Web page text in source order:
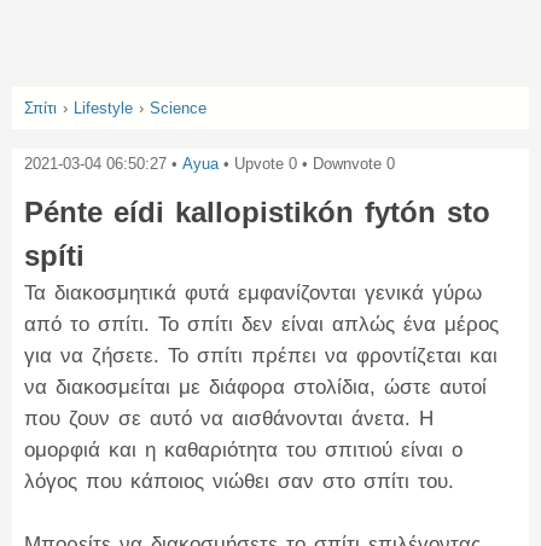
Σπίτι › Lifestyle › Science
2021-03-04 06:50:27 • Ayua• Upvote 0 • Downvote 0
Pénte eídi kallopistikón fytón sto
spíti
Τα διακοσμητικά φυτά εμφανίζονται γενικά γύρω
από το σπίτι. Το σπίτι δεν είναι απλώς ένα μέρος
για να ζήσετε. Το σπίτι πρέπει να φροντίζεται και
να διακοσμείται με διάφορα στολίδια, ώστε αυτοί
που ζουν σε αυτό να αισθάνονται άνετα. Η
ομορφιά και η καθαριότητα του σπιτιού είναι ο
λόγος που κάποιος νιώθει σαν στο σπίτι του.